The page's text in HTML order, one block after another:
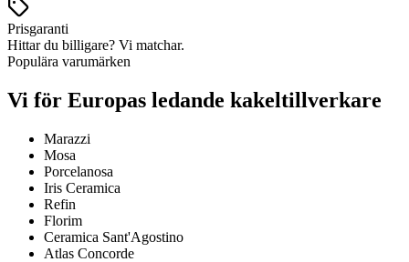
Prisgaranti
Hittar du billigare? Vi matchar.
Populära varumärken
Vi för Europas ledande kakeltillverkare
Marazzi
Mosa
Porcelanosa
Iris Ceramica
Refin
Florim
Ceramica Sant'Agostino
Atlas Concorde